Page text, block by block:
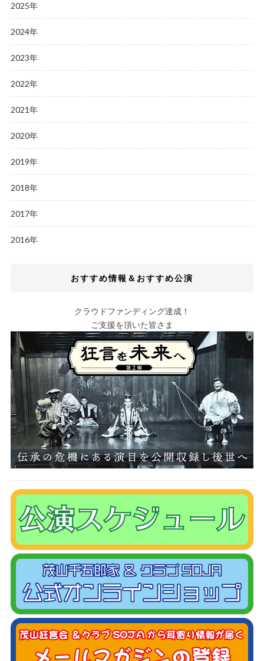
2025年
2024年
2023年
2022年
2021年
2020年
2019年
2018年
2017年
2016年
おすすめ情報＆おすすめ公演
クラウドファンディング達成！
ご支援を頂いた皆さま